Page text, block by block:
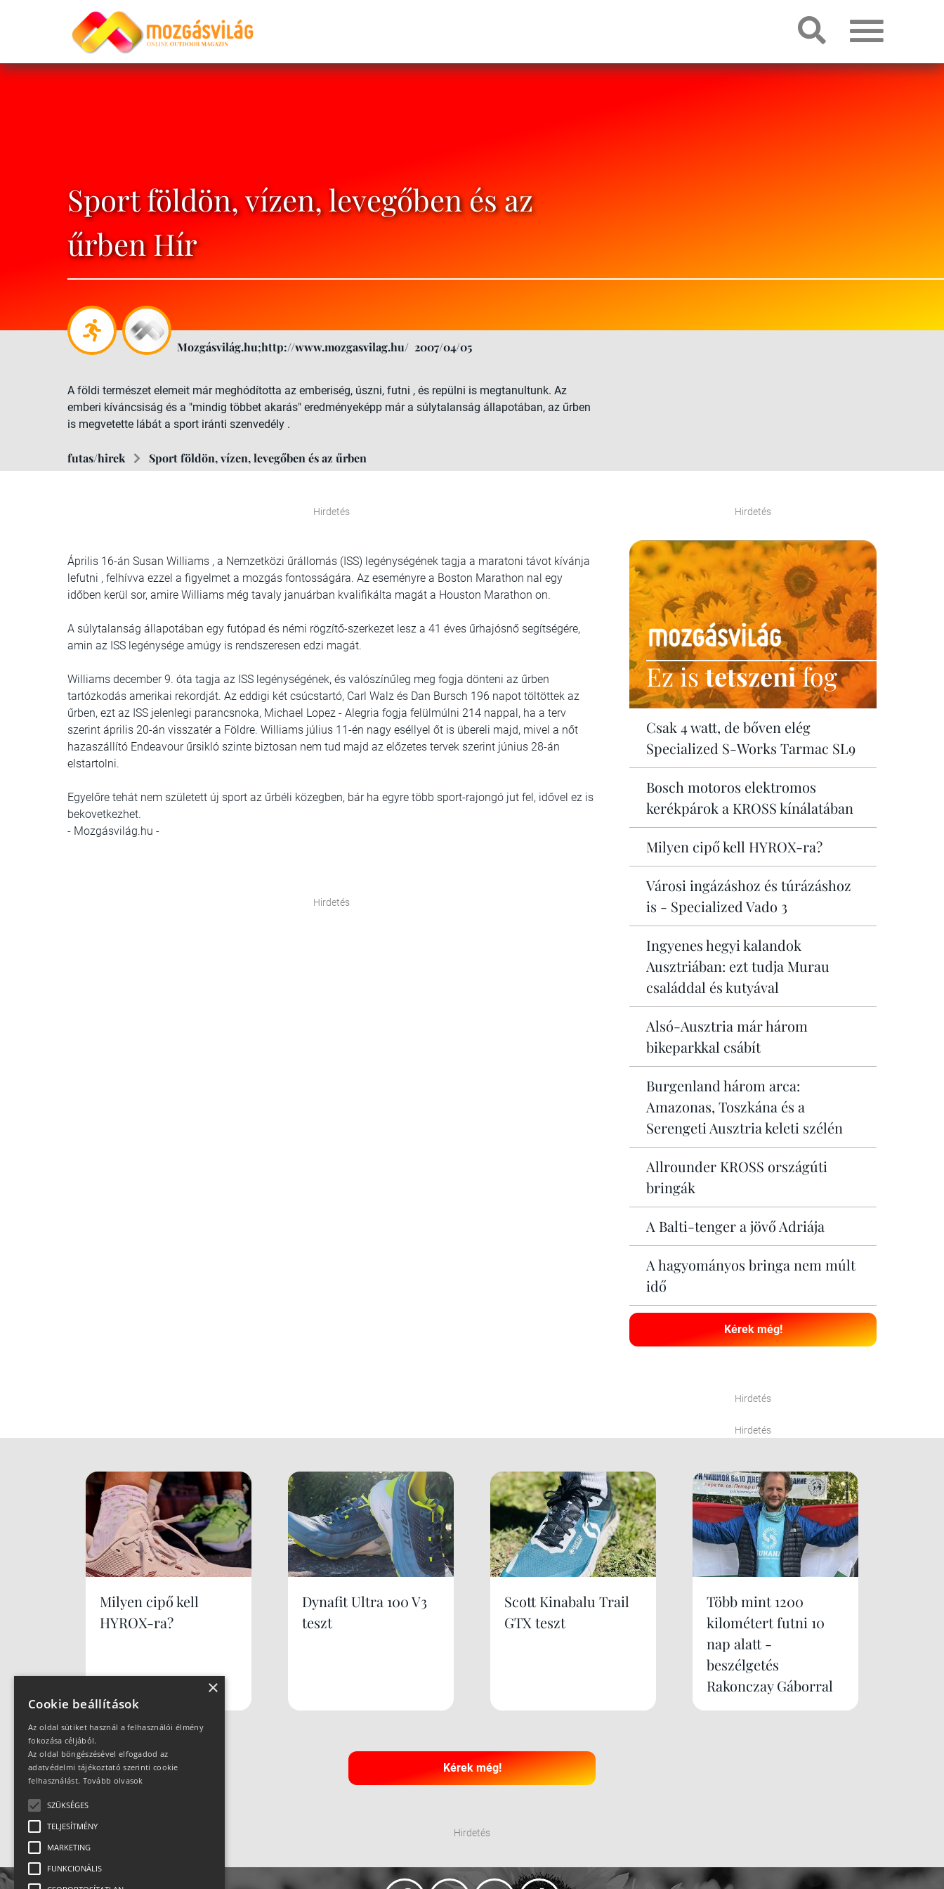
Sport földön, vízen, levegőben és az
űrben Hír
Mozgásvilág.hu;http://www.mozgasvilag.hu/ 2007/04/05
A földi természet elemeit már meghódította az emberiség, úszni, futni , és repülni is megtanultunk. Az
emberi kíváncsiság és a "mindig többet akarás" eredményeképp már a súlytalanság állapotában, az űrben
is megvetette lábát a sport iránti szenvedély .
futas/hirek Sport földön, vízen, levegőben és az űrben
Hirdetés
Április 16-án Susan Williams , a Nemzetközi űrállomás (ISS) legénységének tagja a maratoni távot kívánja
lefutni , felhívva ezzel a figyelmet a mozgás fontosságára. Az eseményre a Boston Marathon nal egy
időben kerül sor, amire Williams még tavaly januárban kvalifikálta magát a Houston Marathon on.
A súlytalanság állapotában egy futópad és némi rögzítő-szerkezet lesz a 41 éves űrhajósnő segítségére,
amin az ISS legénysége amúgy is rendszeresen edzi magát.
Williams december 9. óta tagja az ISS legénységének, és valószínűleg meg fogja dönteni az űrben
tartózkodás amerikai rekordját. Az eddigi két csúcstartó, Carl Walz és Dan Bursch 196 napot töltöttek az
űrben, ezt az ISS jelenlegi parancsnoka, Michael Lopez - Alegria fogja felülmúlni 214 nappal, ha a terv
szerint április 20-án visszatér a Földre. Williams július 11-én nagy eséllyel őt is übereli majd, mivel a nőt
hazaszállító Endeavour űrsikló szinte biztosan nem tud majd az előzetes tervek szerint június 28-án
elstartolni.
Egyelőre tehát nem született új sport az űrbéli közegben, bár ha egyre több sport-rajongó jut fel, idővel ez is
bekovetkezhet.
- Mozgásvilág.hu -
Hirdetés
Hirdetés
Ez istetszenifog
Csak 4 watt, de bőven elég
Specialized S-Works Tarmac SL9
Bosch motoros elektromos
kerékpárok a KROSS kínálatában
Milyen cipő kell HYROX-ra?
Városi ingázáshoz és túrázáshoz
is - Specialized Vado 3
Ingyenes hegyi kalandok
Ausztriában: ezt tudja Murau
családdal és kutyával
Alsó-Ausztria már három
bikeparkkal csábít
Burgenland három arca:
Amazonas, Toszkána és a
Serengeti Ausztria keleti szélén
Allrounder KROSS országúti
bringák
A Balti-tenger a jövő Adriája
A hagyományos bringa nem múlt
idő
Kérek még!
Hirdetés
Hirdetés
Milyen cipő kell
HYROX-ra?
Dynafit Ultra 100 V3
teszt
Scott Kinabalu Trail
GTX teszt
Több mint 1200
kilométert futni 10
nap alatt -
beszélgetés
Rakonczay Gáborral
Kérek még!
Hirdetés
×
Cookie beállítások
Az oldal sütiket használ a felhasználói élmény
fokozása céljából.
Az oldal böngészésével elfogadod az
adatvédelmi tájékoztató szerinti cookie
felhasználást. Tovább olvasok
SZÜKSÉGES
TELJESÍTMÉNY
MARKETING
FUNKCIONÁLIS